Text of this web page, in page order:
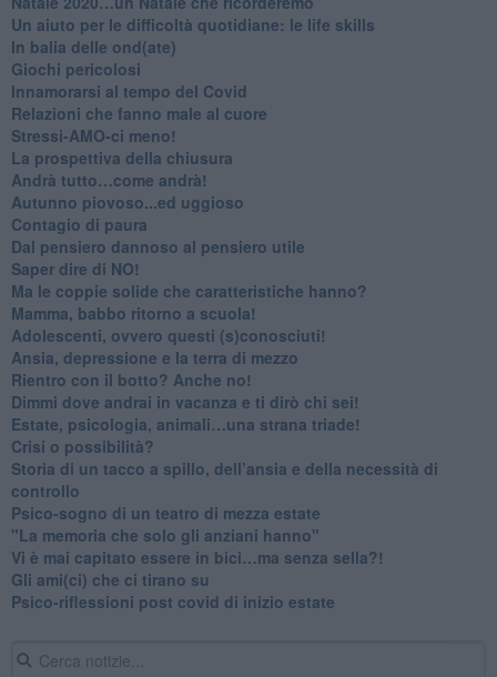
Un aiuto per le difficoltà quotidiane: le life skills
​In balia delle ond(ate)
Giochi pericolosi
Innamorarsi al tempo del Covid
​Relazioni che fanno male al cuore
​Stressi-AMO-ci meno!
​La prospettiva della chiusura
​Andrà tutto…come andrà!
Autunno piovoso...ed uggioso
​Contagio di paura
​Dal pensiero dannoso al pensiero utile
​Saper dire di NO!
​Ma le coppie solide che caratteristiche hanno?
​Mamma, babbo ritorno a scuola!
Adolescenti, ovvero questi (s)conosciuti!
Ansia, depressione e la terra di mezzo
​Rientro con il botto? Anche no!
Dimmi dove andrai in vacanza e ti dirò chi sei!
​Estate, psicologia, animali…una strana triade!
​Crisi o possibilità?
​Storia di un tacco a spillo, dell’ansia e della necessità di
controllo
​Psico-sogno di un teatro di mezza estate
"La memoria che solo gli anziani hanno"
​Vi è mai capitato essere in bici…ma senza sella?!
​Gli ami(ci) che ci tirano su
Psico-riflessioni post covid di inizio estate